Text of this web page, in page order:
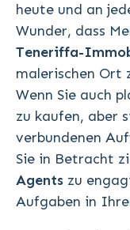
heute und an
Wunder, dass
Teneriffa-
malerischen Ort
Wenn Sie auch
zu kaufen, aber
verbundenen
Sie in Betracht
Agents zu
Aufgaben in